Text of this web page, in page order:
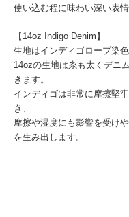
使い込む程に味わい深い表
【14oz Indigo Denim】
生地はインディゴロープ染
14ozの生地は糸も太くデニ
きます。
インディゴは非常に摩擦堅
き、
摩擦や湿度にも影響を受け
を生み出します。